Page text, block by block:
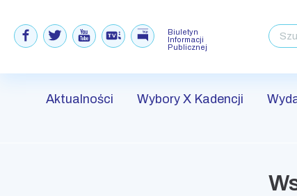
Biuletyn
Informacji
Publicznej
Aktualności Wybory X Kadencji